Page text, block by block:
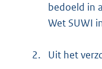
bedoeld in
Wet SUWI
2. Uit het